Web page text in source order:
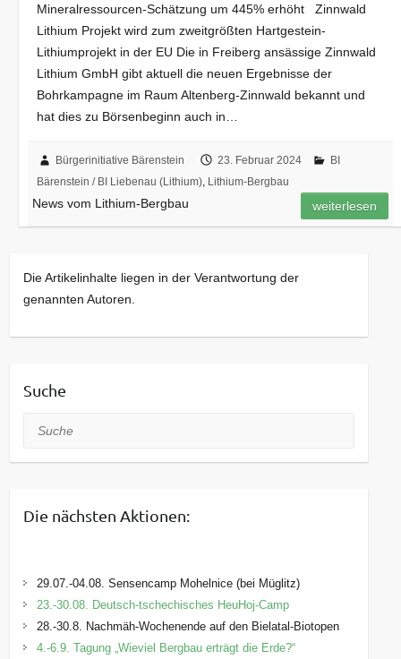
Mineralressourcen-Schätzung um 445% erhöht Zinnwald
Lithium Projekt wird zum zweitgrößten Hartgestein-
Lithiumprojekt in der EU Die in Freiberg ansässige Zinnwald
Lithium GmbH gibt aktuell die neuen Ergebnisse der
Bohrkampagne im Raum Altenberg-Zinnwald bekannt und
hat dies zu Börsenbeginn auch in…
Bürgerinitiative Bärenstein 23. Februar 2024
BI
Bärenstein / BI Liebenau (Lithium) Lithium-Bergbau
News vom Lithium-Bergbau weiterlesen
Die Artikelinhalte liegen in der Verantwortung der
genannten Autoren.
Suche
Suche
Die nächsten Aktionen:
29.07.-04.08. Sensencamp Mohelnice (bei Müglitz)
23.-30.08. Deutsch-tschechisches HeuHoj-Camp
28.-30.8. Nachmäh-Wochenende auf den Bielatal-Biotopen
4.-6.9. Tagung „Wieviel Bergbau erträgt die Erde?“